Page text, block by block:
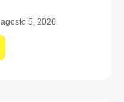
agosto 5, 2026